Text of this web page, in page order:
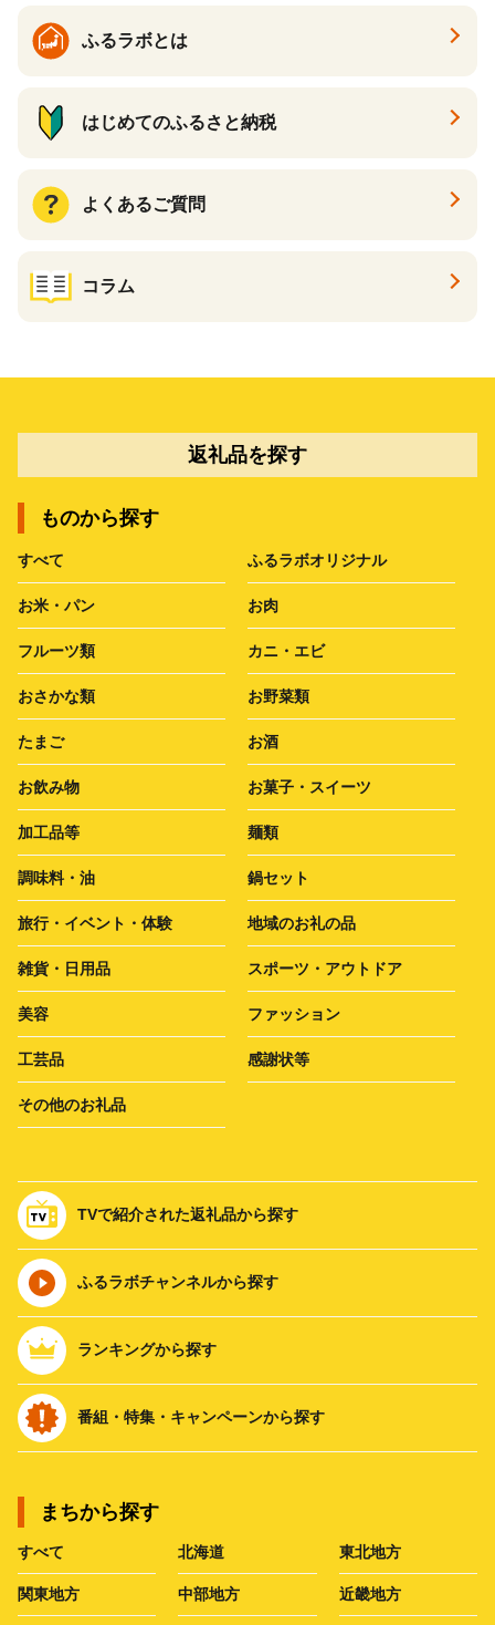
ふるラボとは
はじめてのふるさと納税
よくあるご質問
コラム
返礼品を探す
ものから探す
すべて ふるラボオリジナル
お米・パン お肉
フルーツ類 カニ・エビ
おさかな類 お野菜類
たまご お酒
お飲み物 お菓子・スイーツ
加工品等 麺類
調味料・油 鍋セット
旅行・イベント・体験 地域のお礼の品
雑貨・日用品 スポーツ・アウトドア
美容 ファッション
工芸品 感謝状等
その他のお礼品
TVで紹介された返礼品から探す
ふるラボチャンネルから探す
ランキングから探す
番組・特集・キャンペーンから探す
まちから探す
すべて 北海道 東北地方
関東地方 中部地方 近畿地方